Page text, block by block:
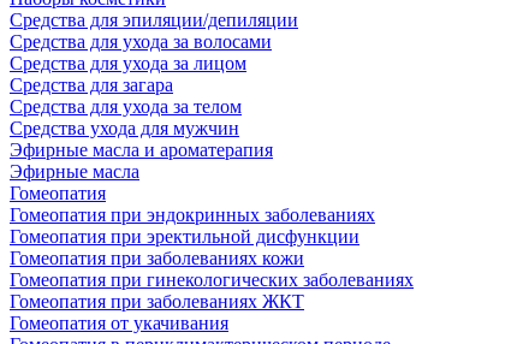
Средства для эпиляции/депиляции
Средства для ухода за волосами
Средства для ухода за лицом
Средства для загара
Средства для ухода за телом
Средства ухода для мужчин
Эфирные масла и ароматерапия
Эфирные масла
Гомеопатия
Гомеопатия при эндокринных заболеваниях
Гомеопатия при эректильной дисфункции
Гомеопатия при заболеваниях кожи
Гомеопатия при гинекологических заболеваниях
Гомеопатия при заболеваниях ЖКТ
Гомеопатия от укачивания